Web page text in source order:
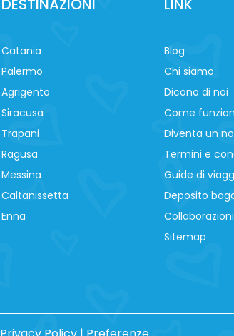
DESTINAZIONI
Catania
Palermo
Agrigento
Siracusa
Trapani
Ragusa
Messina
Caltanissetta
Enna
LINK
Blog
Chi siamo
Dicono di noi
Come
Diventa un
Termini e
Guide di
Deposito
Collaborazioni
Sitemap